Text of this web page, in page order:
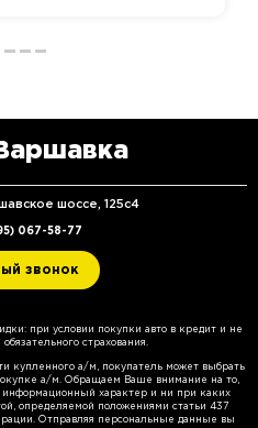
шоссе, 125с4
067-58-77
звонок
при условии покупки авто в кредит и не
страхования.
купленного а/м, покупатель может выбрать
а/м. Обращаем Ваше внимание на то,
информационный характер и ни при каких
определяемой положениями статьи 437
Отправляя персональные данные вы